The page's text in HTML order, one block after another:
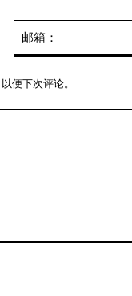
便下次评论。